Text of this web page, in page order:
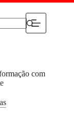
com